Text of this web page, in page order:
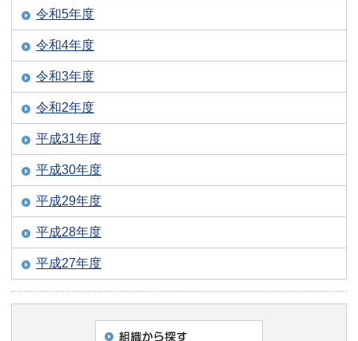
令和5年度
令和4年度
令和3年度
令和2年度
平成31年度
平成30年度
平成29年度
平成28年度
平成27年度